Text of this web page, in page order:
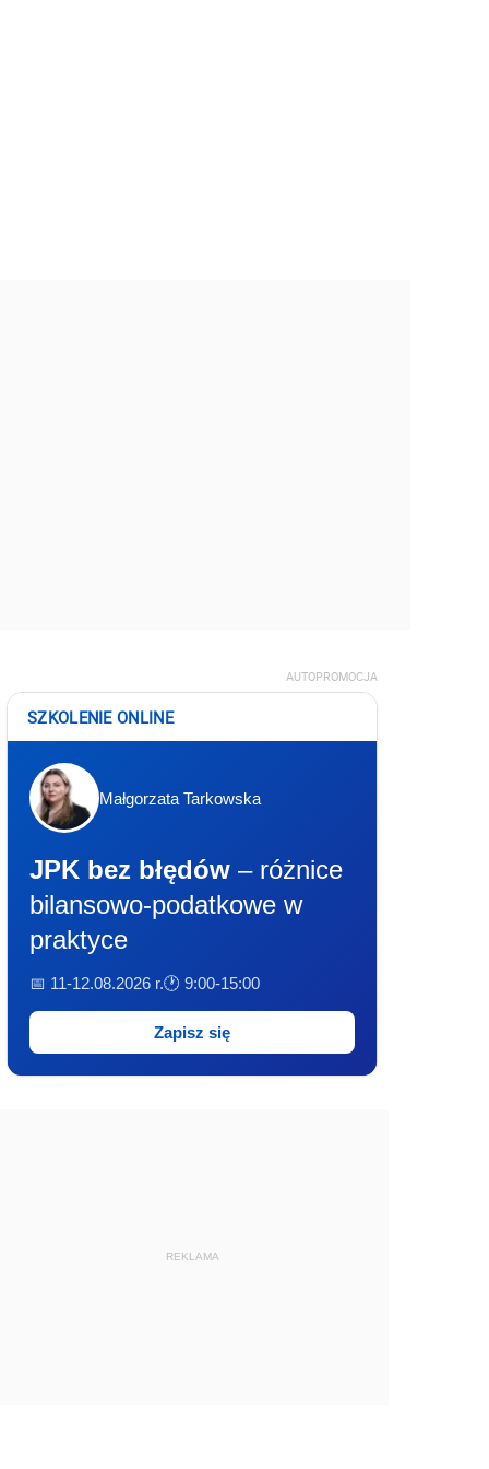
AUTOPROMOCJA
SZKOLENIE ONLINE
Małgorzata Tarkowska
JPK bez błędów – różnice
bilansowo-podatkowe w
praktyce
📅 11-12.08.2026 r.🕐 9:00-15:00
Zapisz się
REKLAMA